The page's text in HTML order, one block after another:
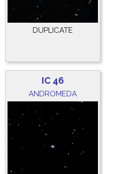
DUPLICATE
IC 46
ANDROMEDA